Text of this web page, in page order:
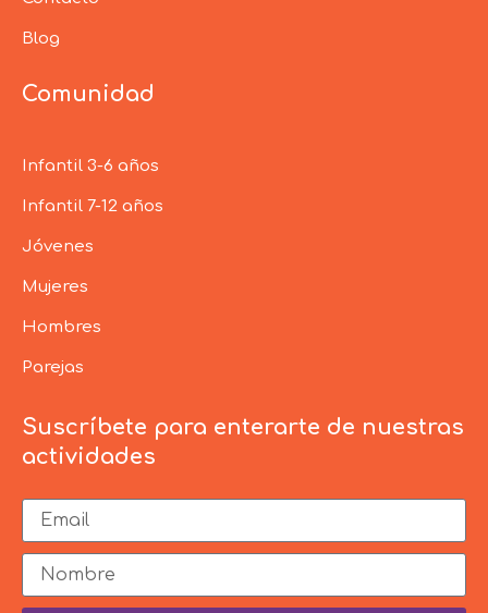
Blog
Comunidad
Infantil 3-6 años
Infantil 7-12 años
Jóvenes
Mujeres
Hombres
Parejas
Suscríbete para enterarte de nuestras
actividades